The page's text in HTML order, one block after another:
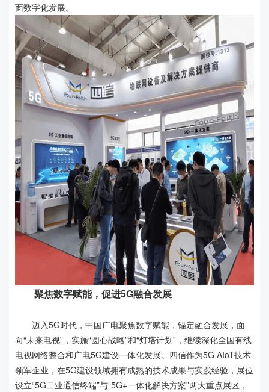
面数字化发展。
聚焦数字赋能，促进5G融合发展
迈入5G时代，中国广电聚焦数字赋能，锚定融合发展，面
向“未来电视”，实施“圆心战略”和“灯塔计划”，继续深化全国有线
电视网络整合和广电5G建设一体化发展。四信作为5G AIoT技术
领军企业，在5G建设领域拥有成熟的技术成果与实践经验，展位
设立“5G工业通信终端”与“5G+一体化解决方案”两大重点展区，